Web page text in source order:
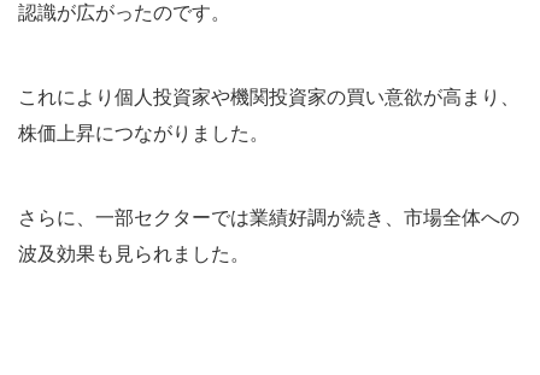
認識が広がったのです。
これにより個人投資家や機関投資家の買い意欲が高まり、
株価上昇につながりました。
さらに、一部セクターでは業績好調が続き、市場全体への
波及効果も見られました。